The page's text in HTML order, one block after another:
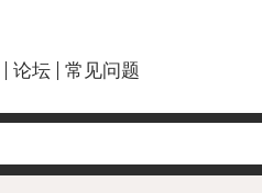
论坛 常见问题